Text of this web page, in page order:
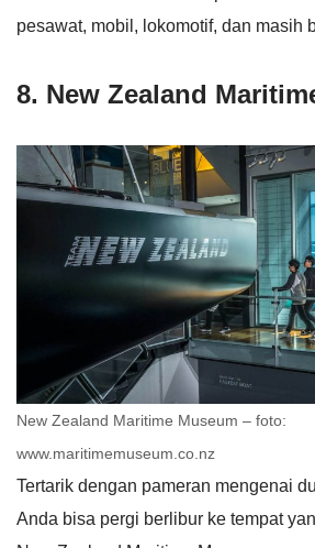
pesawat, mobil, lokomotif, dan masih
8. New Zealand
New Zealand Maritime Museum – foto:
www.maritimemuseum.co.nz
Tertarik dengan pameran mengenai
Anda bisa pergi berlibur ke tempat